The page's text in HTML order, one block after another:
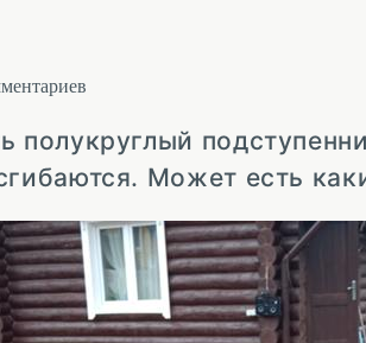
полукруглый
Может есть